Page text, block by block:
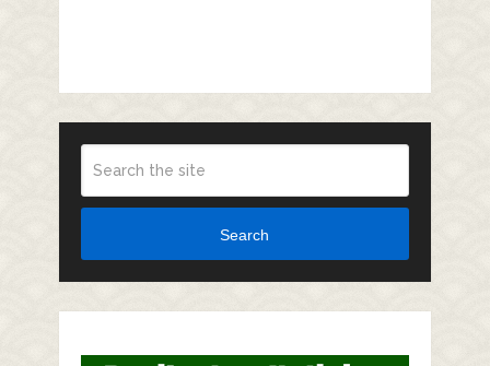
Search